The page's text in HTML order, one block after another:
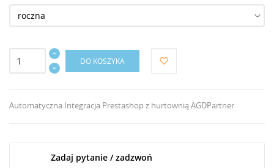
DO KOSZYKA favorite_border
Automatyczna Integracja Prestashop z hurtownią AGDPartner
Zadaj pytanie / zadzwoń